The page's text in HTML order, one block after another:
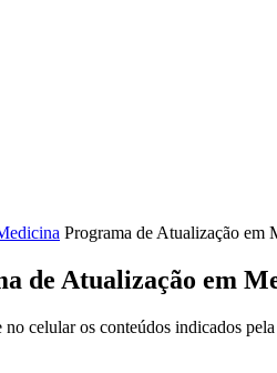
Programa de Atualização em
de Atualização em
no celular os conteúdos indicados